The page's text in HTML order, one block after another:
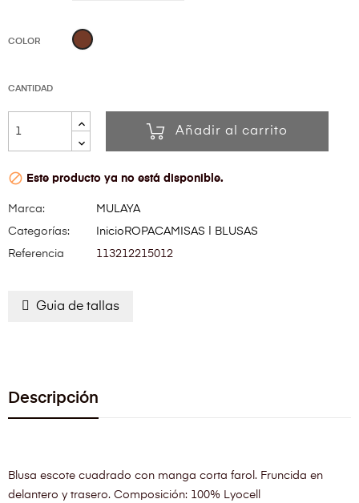
COLOR Marrón
CANTIDAD
Añadir al carrito
 Este producto ya no está disponible.
Marca:
MULAYA
Categorías:
Inicio ROPACAMISAS | BLUSAS
Referencia
113212215012
Guia de tallas
Descripción
Blusa escote cuadrado con manga corta farol. Fruncida en
delantero y trasero. Composición: 100% Lyocell